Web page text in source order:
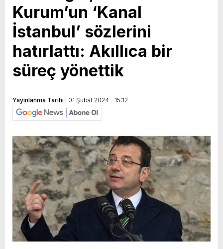
GERÇEKLEŞTİ
Kurum’un ‘Kanal
İstanbul’ sözlerini
hatırlattı: Akıllıca bir
süreç yönettik
Yayınlanma Tarihi : 01 Şubat 2024 - 15:12